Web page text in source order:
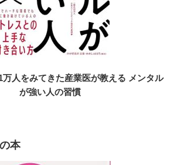
人をみてきた産業医が教える メンタル
が強い人の習慣
本